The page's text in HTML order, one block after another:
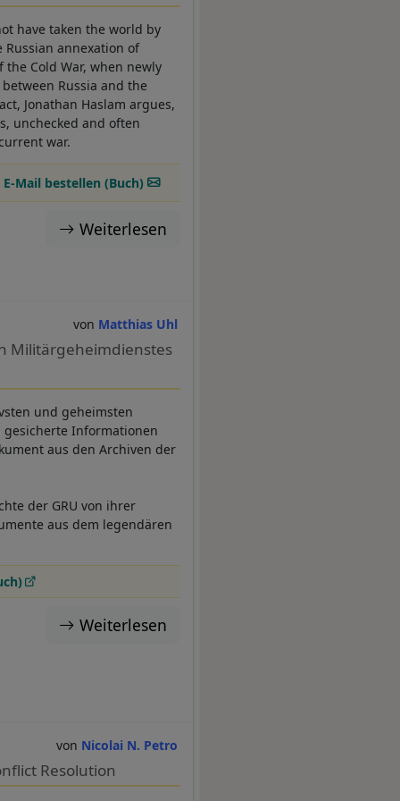
have taken the world by
annexation of
Cold War, when newly
Russia and the
Jonathan Haslam argues,
unchecked and often
war.
E-Mail bestellen (Buch)
Weiterlesen
Matthias Uhl
Militärgeheimdienstes
und geheimsten
gesicherte Informationen
aus den Archiven der
der GRU von ihrer
aus dem legendären
Weiterlesen
Nicolai N. Petro
Resolution